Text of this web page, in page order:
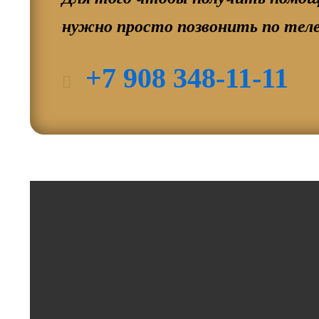
нужно просто позвонить по
+7 908 348-11-11